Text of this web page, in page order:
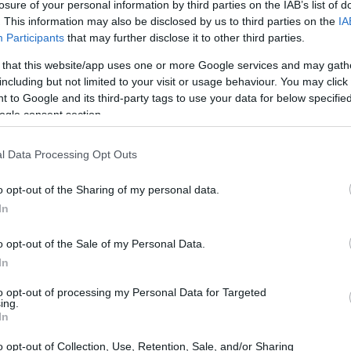
of your personal information by third parties on the IAB’s list of
This information may also be disclosed by us to third parties on the
Participants that may further disclose it to other third parties.
that this website/app uses one or more Google services and may
but not limited to your visit or usage behaviour. You may
to Google and its third-party tags to use your data for below
consent section.
Data Processing Opt Outs
opt-out of the Sharing of my personal data.
opt-out of the Sale of my Personal Data.
opt-out of processing my Personal Data for Targeted
opt-out of Collection, Use, Retention, Sale, and/or Sharing
desligamento
acordo para estender o financiamento do governo,
parcial. Esse cenário resultaria na
da imigração até os parques nacionais, e
de trabalhadores federais. Além disso, a
que os viajantes podem enfrentar longas
férias, agravando ainda mais a situação das famílias